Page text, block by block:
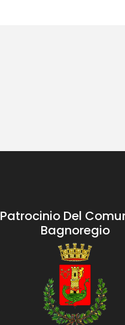
Patrocinio Del
Bagnoregio